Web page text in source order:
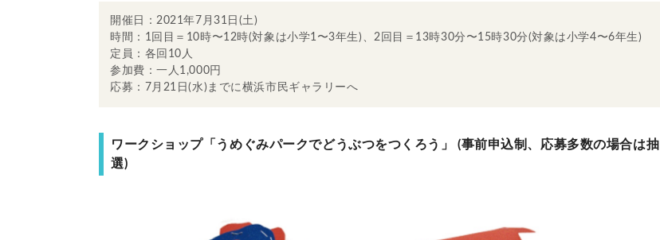
開催日：2021年7月31日(土)
時間：1回目＝10時〜12時(対象は小学1〜3年生)、2回目＝13時30分〜15時30分(対象は小学4〜6年生)
定員：各回10人
参加費：一人1,000円
応募：7月21日(水)までに横浜市民ギャラリーへ
ワークショップ「うめぐみパークでどうぶつをつくろう」 (事前申込制、応募多数の場合は抽
選)